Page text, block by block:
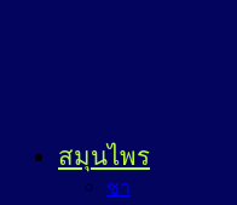
สมุนไพร
ชา